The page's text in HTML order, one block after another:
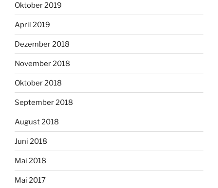
Oktober 2019
April 2019
Dezember 2018
November 2018
Oktober 2018
September 2018
August 2018
Juni 2018
Mai 2018
Mai 2017